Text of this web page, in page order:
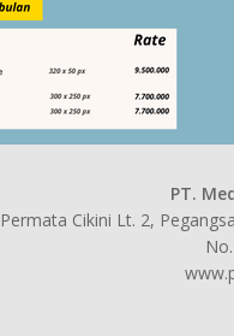
PT.
Cikini Lt. 2,